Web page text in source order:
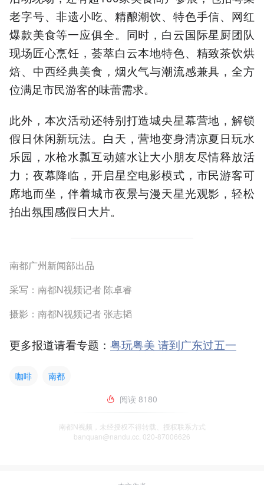
老字号、非遗小吃、精酿潮饮、特色手信、网红
爆款美食等一应俱全。同时，白云国际星厨团队
现场匠心烹饪，荟萃白云本地特色、精致茶饮烘
焙、中西经典美食，烟火气与潮流感兼具，全方
位满足市民游客的味蕾需求。
此外，本次活动还特别打造城央星幕营地，解锁
假日休闲新玩法。白天，营地变身清凉夏日玩水
乐园，水枪水瓢互动嬉水让大小朋友尽情释放活
力；夜幕降临，开启星空电影模式，市民游客可
席地而坐，伴着城市夜景与漫天星光观影，轻松
拍出氛围感假日大片。
南都广州新闻部出品
采写：南都N视频记者 陈卓睿
摄影：南都N视频记者 张志韬
更多报道请看专题： 粤玩粤美 请到广东过五一
咖啡
南都
阅读 8180
南都N视频，未经授权不得转载、授权联系方式
banquan@nandu.cc. 020-87006626